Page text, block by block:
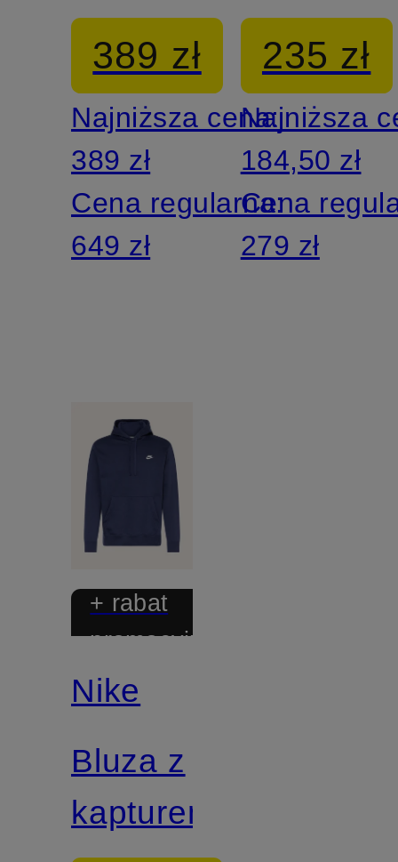
oversize
TECH
389 zł
Najniższa cena:
389 zł
Cena regularna:
649 zł
CLUB
235 zł
Najniższa
184,50 zł
Cena
279 zł
+ rabat
promocyjny
Nike
Bluza z
kapturem